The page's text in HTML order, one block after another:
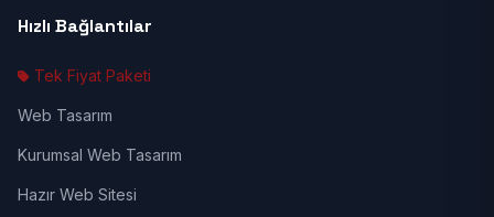
Hızlı Bağlantılar
Tek Fiyat Paketi
Web Tasarım
Kurumsal Web Tasarım
Hazır Web Sitesi